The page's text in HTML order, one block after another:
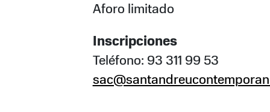
Aforo limitado
Inscripciones
Teléfono: 93 311 99 53